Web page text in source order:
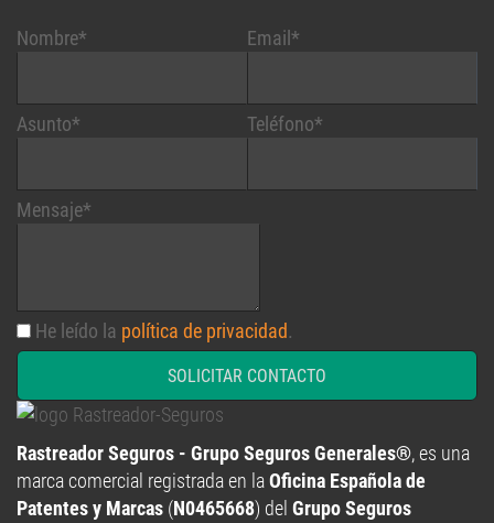
Nombre*
Asunto*
Email*
Teléfono*
Mensaje*
He leído la política de privacidad.
SOLICITAR CONTACTO
Rastreador Seguros - Grupo Seguros Generales®, es una
marca comercial registrada en laOficina Española de
Patentes y Marcas (N0465668) del Grupo Seguros